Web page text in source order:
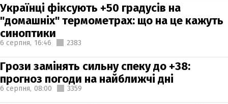
Українці фіксують +50 градусів на
"домашніх" термометрах: що на це кажуть
синоптики
6 серпня, 16:46 2383
Грози замінять сильну спеку до +38:
прогноз погоди на найближчі дні
6 серпня, 08:00 3359